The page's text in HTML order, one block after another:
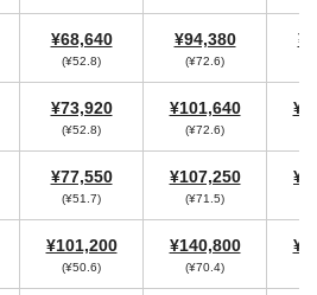
¥68,640
(¥52.8)
¥94,380
(¥72.6)
¥73,920
(¥52.8)
¥101,640
(¥72.6)
¥77,550
(¥51.7)
¥107,250
(¥71.5)
¥101,200
(¥50.6)
¥140,800
(¥70.4)